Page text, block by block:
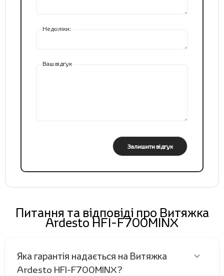
Недоліки:
Ваш відгук
Залишити відгук
Питання та відповіді про Витяжка
Ardesto HFI-F700MINX
Яка гарантія надається на Витяжка
Ardesto HFI-F700MINX?